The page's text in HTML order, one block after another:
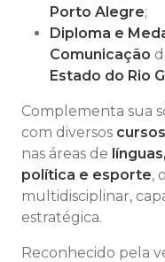
Porto Alegre;
Diploma e
Comunicação
Estado do Rio
Complementa sua
com diversos
nas áreas de
política e esporte,
multidisciplinar,
estratégica.
Reconhecido pela